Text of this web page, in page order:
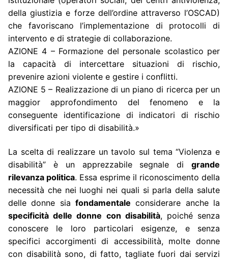
della giustizia e forze dell’ordine attraverso l’OSCAD)
che favoriscano l’implementazione di protocolli di
intervento e di strategie di collaborazione.
AZIONE 4 – Formazione del personale scolastico per
la capacità di intercettare situazioni di rischio,
prevenire azioni violente e gestire i conflitti.
AZIONE 5 – Realizzazione di un piano di ricerca per un
maggior approfondimento del fenomeno e la
conseguente identificazione di indicatori di rischio
diversificati per tipo di disabilità.»
La scelta di realizzare un tavolo sul tema “Violenza e
disabilità” è un apprezzabile segnale di grande
rilevanza politica. Essa esprime il riconoscimento della
necessità che nei luoghi nei quali si parla della salute
delle donne sia fondamentale considerare anche la
specificità delle donne con disabilità, poiché senza
conoscere le loro particolari esigenze, e senza
specifici accorgimenti di accessibilità, molte donne
con disabilità sono, di fatto, tagliate fuori dai servizi